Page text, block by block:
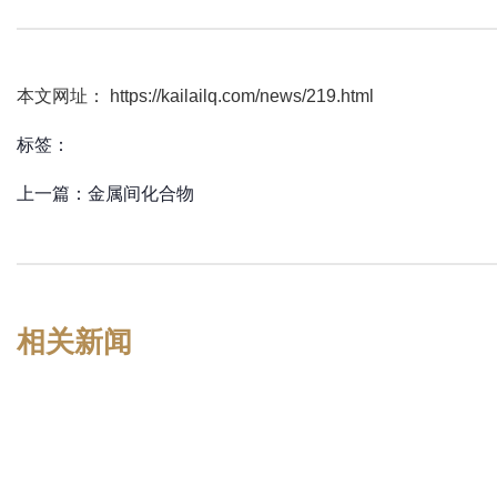
本文网址： https://kailailq.com/news/219.html
标签：
上一篇： 金属间化合物
相关新闻